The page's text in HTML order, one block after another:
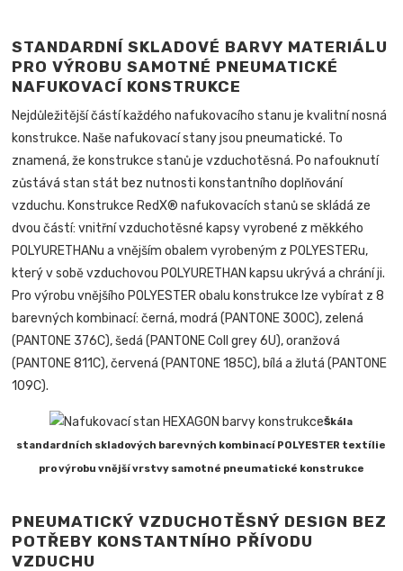
STANDARDNÍ SKLADOVÉ BARVY MATERIÁLU
PRO VÝROBU SAMOTNÉ PNEUMATICKÉ
NAFUKOVACÍ KONSTRUKCE
Nejdůležitější částí každého nafukovacího stanu je kvalitní nosná
konstrukce. Naše nafukovací stany jsou pneumatické. To
znamená, že konstrukce stanů je vzduchotěsná. Po nafouknutí
zůstává stan stát bez nutnosti konstantního doplňování
vzduchu. Konstrukce RedX® nafukovacích stanů se skládá ze
dvou částí: vnitřní vzduchotěsné kapsy vyrobené z měkkého
POLYURETHANu a vnějším obalem vyrobeným z POLYESTERu,
který v sobě vzduchovou POLYURETHAN kapsu ukrývá a chrání ji.
Pro výrobu vnějšího POLYESTER obalu konstrukce lze vybírat z 8
barevných kombinací: černá, modrá (PANTONE 300C), zelená
(PANTONE 376C), šedá (PANTONE Coll grey 6U), oranžová
(PANTONE 811C), červená (PANTONE 185C), bílá a žlutá (PANTONE
109C).
Škála
standardních skladových barevných kombinací POLYESTER textílie
pro výrobu vnější vrstvy samotné pneumatické konstrukce
PNEUMATICKÝ VZDUCHOTĚSNÝ DESIGN BEZ
POTŘEBY KONSTANTNÍHO PŘÍVODU
VZDUCHU